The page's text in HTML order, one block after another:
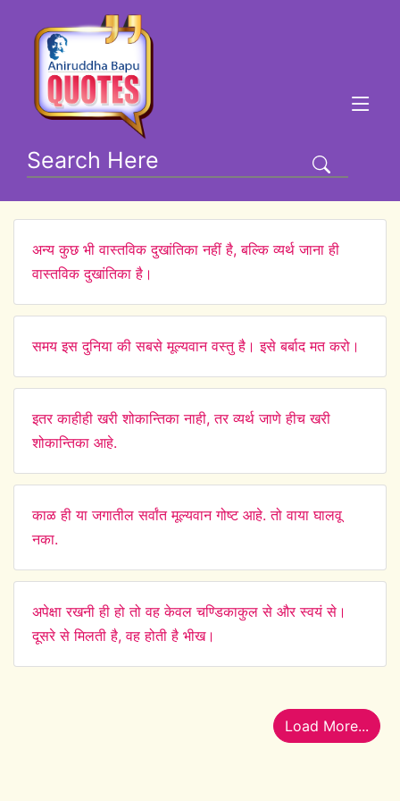
अन्य कुछ भी वास्तविक दुखांतिका नहीं है, बल्कि व्यर्थ जाना ही
वास्तविक दुखांतिका है।
समय इस दुनिया की सबसे मूल्यवान वस्तु है। इसे बर्बाद मत करो।
इतर काहीही खरी शोकान्तिका नाही, तर व्यर्थ जाणे हीच खरी
शोकान्तिका आहे.
काळ ही या जगातील सर्वांत मूल्यवान गोष्ट आहे. तो वाया घालवू
नका.
अपेक्षा रखनी ही हो तो वह केवल चण्डिकाकुल से और स्वयं से।
दूसरे से मिलती है, वह होती है भीख।
Load More...